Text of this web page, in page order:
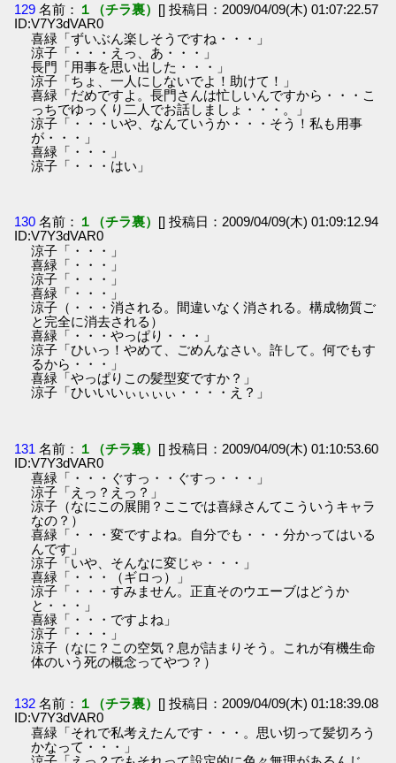
129 名前： １（チラ裏） [] 投稿日：2009/04/09(木) 01:07:22.57
ID:V7Y3dVAR0
喜緑「ずいぶん楽しそうですね・・・」
涼子「・・・えっ、あ・・・」
長門「用事を思い出した・・・」
涼子「ちょ、一人にしないでよ！助けて！」
喜緑「だめですよ。長門さんは忙しいんですから・・・こ
っちでゆっくり二人でお話しましょ・・・。」
涼子「・・・いや、なんていうか・・・そう！私も用事
が・・・」
喜緑「・・・」
涼子「・・・はい」
130 名前： １（チラ裏） [] 投稿日：2009/04/09(木) 01:09:12.94
ID:V7Y3dVAR0
涼子「・・・」
喜緑「・・・」
涼子「・・・」
喜緑「・・・」
涼子（・・・消される。間違いなく消される。構成物質ご
と完全に消去される）
喜緑「・・・やっぱり・・・」
涼子「ひいっ！やめて、ごめんなさい。許して。何でもす
るから・・・」
喜緑「やっぱりこの髪型変ですか？」
涼子「ひいいいぃぃぃぃ・・・・え？」
131 名前： １（チラ裏） [] 投稿日：2009/04/09(木) 01:10:53.60
ID:V7Y3dVAR0
喜緑「・・・ぐすっ・・ぐすっ・・・」
涼子「えっ？えっ？」
涼子（なにこの展開？ここでは喜緑さんてこういうキャラ
なの？）
喜緑「・・・変ですよね。自分でも・・・分かってはいる
んです」
涼子「いや、そんなに変じゃ・・・」
喜緑「・・・（ギロっ）」
涼子「・・・すみません。正直そのウエーブはどうか
と・・・」
喜緑「・・・ですよね」
涼子「・・・」
涼子（なに？この空気？息が詰まりそう。これが有機生命
体のいう死の概念ってやつ？）
132 名前： １（チラ裏） [] 投稿日：2009/04/09(木) 01:18:39.08
ID:V7Y3dVAR0
喜緑「それで私考えたんです・・・。思い切って髪切ろう
かなって・・・」